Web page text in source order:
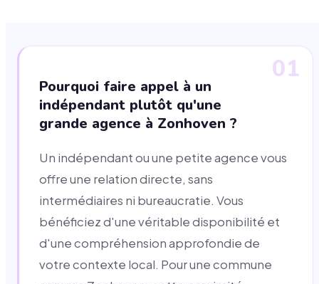
01
Pourquoi faire appel à un
indépendant plutôt qu'une
grande agence à Zonhoven ?
Un indépendant ou une petite agence vous
offre une relation directe, sans
intermédiaires ni bureaucratie. Vous
bénéficiez d'une véritable disponibilité et
d'une compréhension approfondie de
votre contexte local. Pour une commune